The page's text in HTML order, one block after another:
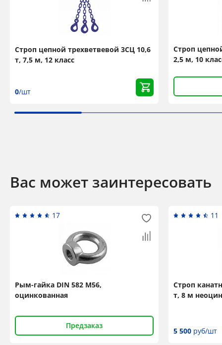
Строп цепной трехветвевой 3СЦ 10,6
т, 7,5 м, 12 класс
0/шт
Строп
2,5 м, 10
Вас может заинтересовать
17
Рым-гайка DIN 582 М56,
оцинкованная
Предзаказ
11
Строп
т, 8 м
5 500 руб/шт